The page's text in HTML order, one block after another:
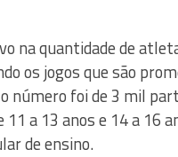
na quantidade de
os jogos que são
número foi de 3 mil
a 13 anos e 14 a 16
de ensino.